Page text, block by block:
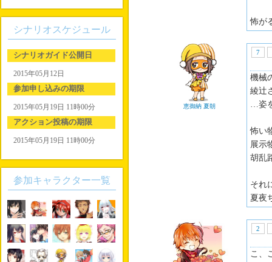
怖が
恵御納 夏朝
7
機械
綾辻
…姿
怖い
展示
胡乱
それ
夏夜
2
こ、
シナリオスケジュール
シナリオガイド公開日
2015年05月12日
参加申し込みの期限
2015年05月19日 11時00分
アクション投稿の期限
2015年05月19日 11時00分
参加キャラクター一覧